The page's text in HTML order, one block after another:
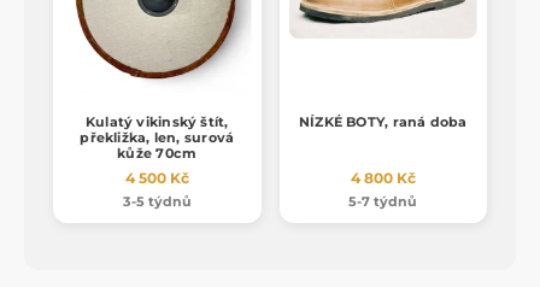
Kulatý vikinský štít,
překližka, len, surová
kůže 70cm
4 500 Kč
3-5 týdnů
NÍZKÉ BOTY, raná doba
4 800 Kč
5-7 týdnů